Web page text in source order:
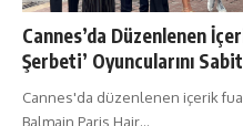
Cannes’da Düzenlenen
Şerbeti’ Oyuncularını
Cannes'da düzenlenen içerik
Balmain Paris Hair…